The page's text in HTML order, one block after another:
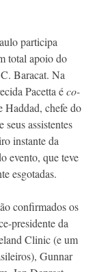
participa
total apoio do
Baracat. Na
Pacetta é co-
Haddad, chefe do
assistentes
instante da
evento, que teve
esgotadas.
confirmados os
presidente da
Clinic (e um
Gunnar